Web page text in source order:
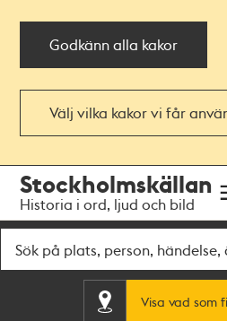
Godkänn alla kakor
Välj vilka kakor vi får
navigationen
huvudinnehållet
Stockholmskällan
Historia i ord, ljud och bild
Visa vad som